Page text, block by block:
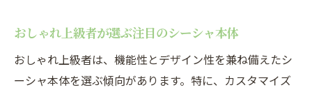
おしゃれ上級者が選ぶ注目のシーシャ本体
おしゃれ上級者は、機能性とデザイン性を兼ね備えたシ
ーシャ本体を選ぶ傾向があります。特に、カスタマイズ